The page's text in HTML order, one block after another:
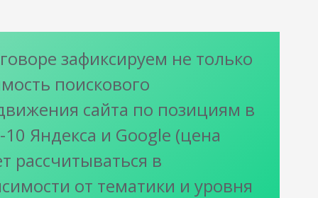
зафиксируем не только
поискового
сайта по позициям в
Яндекса и Google (цена
рассчитываться в
от тематики и уровня